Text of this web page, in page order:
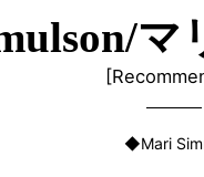
マ
[
◆Mari